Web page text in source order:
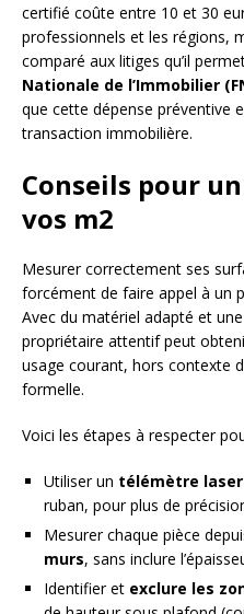
certifié coûte entre 10 et 30
professionnels et les régions,
comparé aux litiges qu’il
Nationale de l’Immobilier
que cette dépense préventive
transaction immobilière.
Conseils pour
vos m2
Mesurer correctement ses
forcément de faire appel à un
Avec du matériel adapté et
propriétaire attentif peut
usage courant, hors contexte
formelle.
Voici les étapes à respecter
Utiliser un télémètre laser
ruban, pour plus de
Mesurer chaque pièce
murs, sans inclure
Identifier et exclure les